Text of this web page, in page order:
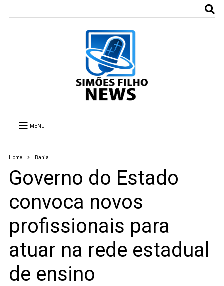
MENU
Home Bahia
Governo do Estado
convoca novos
profissionais para
atuar na rede estadual
de ensino